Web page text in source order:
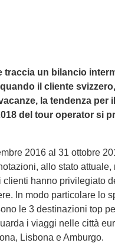
traccia un bilancio
il cliente
la tendenza per
del tour operator si
2016 al 31 ottobre
allo stato
hanno privilegiato
In modo particolare lo
le 3 destinazioni top
i viaggi nelle città
Lisbona e Amburgo.